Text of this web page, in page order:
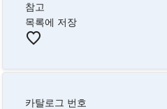
참고
목록에 저장
카탈로그 번호